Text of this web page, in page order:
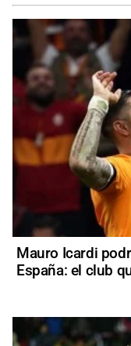
Mauro Icardi
España: el club